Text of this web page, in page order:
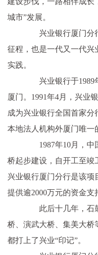
城市”发展。
兴业银行厦门分行
征程，也是一代又一代兴
实践。
兴业银行于1989
厦门。1991年4月，兴业
成为兴业银行全国首家
本地法人机构外厦门唯一
1987年10月，中
桥起步建设，自开工至竣
兴业银行厦门分行是该项
提供逾2000万元的资金支
此后十几年，石鼓
桥、演武大桥、集美大桥
都打上了兴业“印记”。